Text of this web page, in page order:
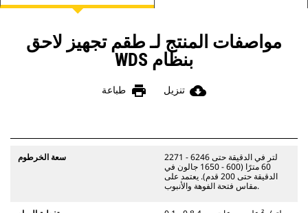
مواصفات المنتج لـ طقم تجهيز لاحق
بنظام WDS
cloud_download تنزيل print طباعة
سعة الخرطوم
2271 - 6246 لتر في الدقيقة حتى
60 مترًا (600 - 1650 جالون في
الدقيقة حتى 200 قدم). يعتمد على
مقاس فتحة الفوهة والأنبوب.